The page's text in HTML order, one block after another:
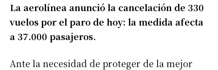
La aerolínea anunció la cancelación de 330
vuelos por el paro de hoy: la medida afecta
a 37.000 pasajeros.
Ante la necesidad de proteger de la mejor